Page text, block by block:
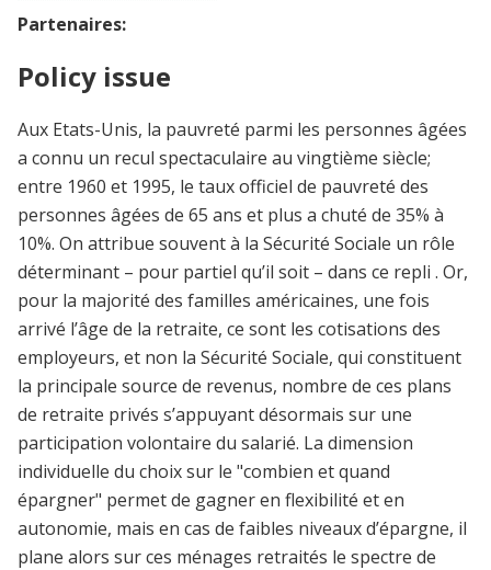
Partenaires:
Policy issue
Aux Etats-Unis, la pauvreté parmi les personnes âgées
a connu un recul spectaculaire au vingtième siècle;
entre 1960 et 1995, le taux officiel de pauvreté des
personnes âgées de 65 ans et plus a chuté de 35% à
10%. On attribue souvent à la Sécurité Sociale un rôle
déterminant – pour partiel qu’il soit – dans ce repli . Or,
pour la majorité des familles américaines, une fois
arrivé l’âge de la retraite, ce sont les cotisations des
employeurs, et non la Sécurité Sociale, qui constituent
la principale source de revenus, nombre de ces plans
de retraite privés s’appuyant désormais sur une
participation volontaire du salarié. La dimension
individuelle du choix sur le "combien et quand
épargner" permet de gagner en flexibilité et en
autonomie, mais en cas de faibles niveaux d’épargne, il
plane alors sur ces ménages retraités le spectre de